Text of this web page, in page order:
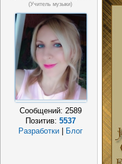
(Учитель музыки)
Сообщений: 2589
Позитив: 5537
Разработки | Блог